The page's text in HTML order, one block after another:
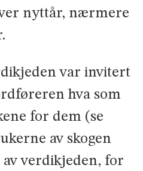
nyttår, nærmere
var invitert
hva som
for dem (se
av skogen
verdikjeden, for